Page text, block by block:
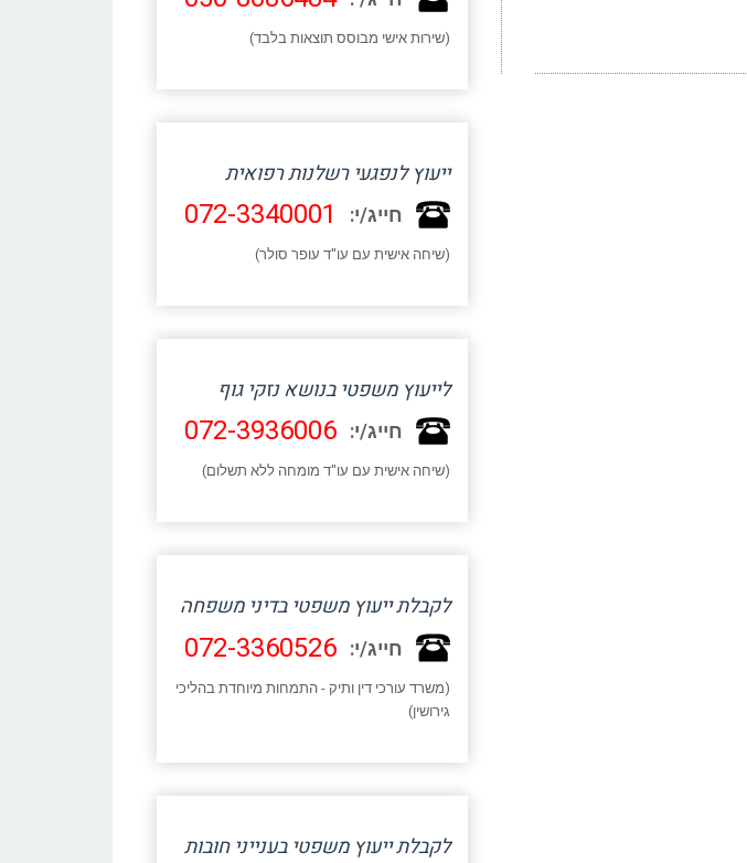
(שירות אישי מבוסס תוצאות בלבד)
ייעוץ לנפגעי רשלנות רפואית
חייג/י: 072-3340001
(שיחה אישית עם עו"ד עופר סולר)
לייעוץ משפטי בנושא נזקי גוף
חייג/י: 072-3936006
(שיחה אישית עם עו"ד מומחה ללא תשלום)
לקבלת ייעוץ משפטי בדיני משפחה
חייג/י: 072-3360526
(משרד עורכי דין ותיק - התמחות מיוחדת בהליכי
גירושין)
לקבלת ייעוץ משפטי בענייני חובות